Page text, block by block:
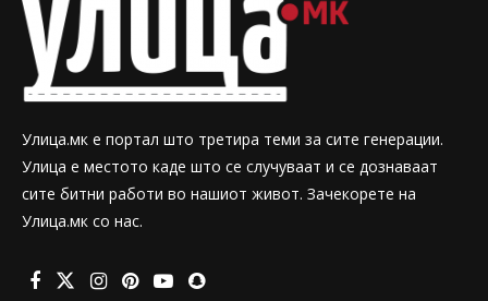
Улица.мк е портал што третира теми за сите генерации.
Улица е местото каде што се случуваат и се дознаваат
сите битни работи во нашиот живот. Зачекорете на
Улица.мк со нас.